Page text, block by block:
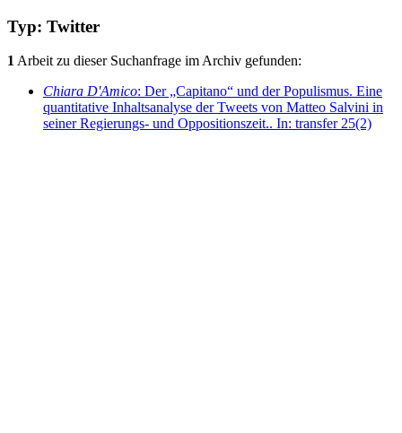
Typ: Twitter
1Arbeit zu dieser Suchanfrage im Archiv gefunden:
Chiara D'Amico: Der „Capitano“ und der Populismus. Eine
quantitative Inhaltsanalyse der Tweets von Matteo Salvini in
seiner Regierungs- und Oppositionszeit.. In: transfer 25(2)